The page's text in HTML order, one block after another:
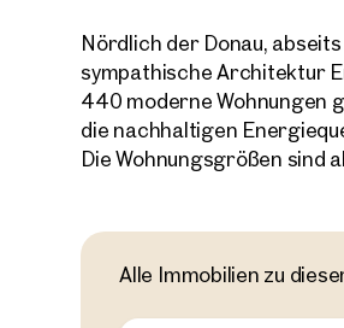
Nördlich der Donau,
sympathische Architektur
440 moderne Wohnungen
die nachhaltigen
Die Wohnungsgrößen sind
Alle Immobilien zu